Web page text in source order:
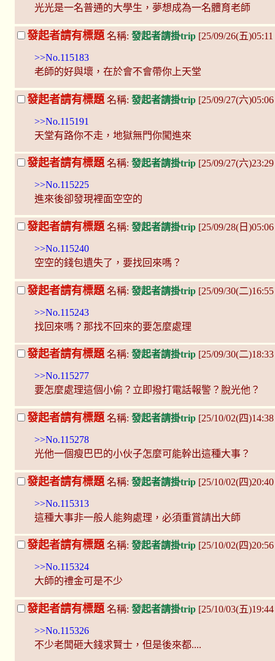
光光是一名普通的大學生，夢想成為一名體育老師
發起者請有標題 名稱: 發起者請掛trip [25/09/26(五
>>No.115183
老師的好與壞，在於會不會帶你上天堂
發起者請有標題 名稱: 發起者請掛trip [25/09/27(六
>>No.115191
天堂有路你不走，地獄無門你闖進來
發起者請有標題名稱: 發起者請掛trip [25/09/27(六
>>No.115225
進來後卻發現裡面空空的
發起者請有標題 名稱: 發起者請掛trip [25/09/28(日
>>No.115240
空空的錢包遺失了，要找回來嗎？
發起者請有標題 名稱: 發起者請掛trip [25/09/30(二
>>No.115243
找回來嗎？那找不回來的要怎麼處理
發起者請有標題名稱: 發起者請掛trip [25/09/30(二
>>No.115277
要怎麼處理這個小偷？立即撥打電話報警？脫光他？
發起者請有標題 名稱: 發起者請掛trip [25/10/02(四
>>No.115278
光他一個瘦巴巴的小伙子怎麼可能幹出這種大事？
發起者請有標題 名稱: 發起者請掛trip [25/10/02(四
>>No.115313
這種大事非一般人能夠處理，必須重賞請出大師
發起者請有標題名稱: 發起者請掛trip [25/10/02(四
>>No.115324
大師的禮金可是不少
發起者請有標題 名稱: 發起者請掛trip [25/10/03(五
>>No.115326
不少老闆砸大錢求賢士，但是後來都....